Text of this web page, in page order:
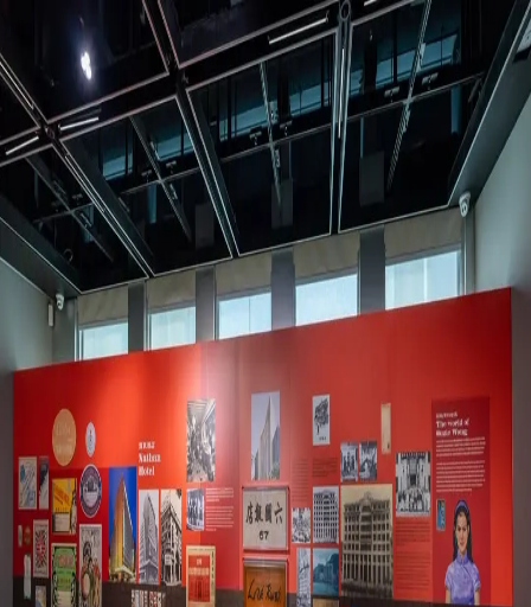
下載 App
登入/註冊
官方媒體 (8)
用戶分享 (19)
打卡記錄 (0)
返回頂部